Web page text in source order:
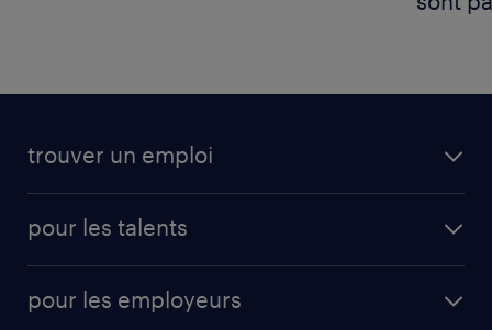
trouver un emploi
pour les talents
pour les employeurs